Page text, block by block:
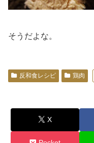
そうだよな。
反和食レシピ 鶏肉
X